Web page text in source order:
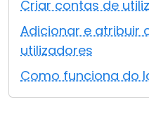
Criar contas de
Adicionar e atribuir
utilizadores
Como funciona do